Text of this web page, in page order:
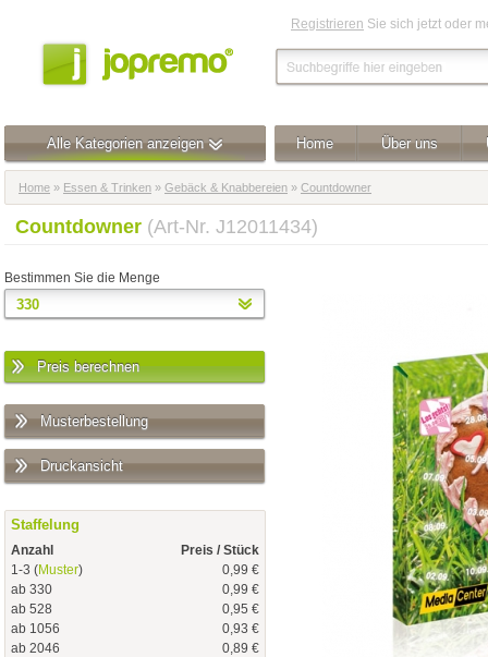
Registrieren Sie sich jetzt oder
Alle Kategorien anzeigen Home Über uns
Home » Essen & Trinken » Gebäck & Knabbereien » Countdowner
Countdowner (Art-Nr. J12011434)
Bestimmen Sie die Menge
Preis berechnen
Musterbestellung
Druckansicht
Staffelung
Anzahl
Preis / Stück
1-3 (Muster)
0,99 €
ab 330
0,99 €
ab 528
0,95 €
ab 1056
0,93 €
ab 2046
0,89 €